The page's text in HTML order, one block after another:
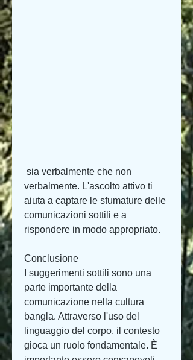
verbalmente. L'ascolto attivo ti
aiuta a captare le sfumature delle
comunicazioni sottili e a
rispondere in modo appropriato.
Conclusione
I suggerimenti sottili sono una
parte importante della
comunicazione nella cultura
bangla. Attraverso l'uso del
linguaggio del corpo, il contesto
gioca un ruolo fondamentale. È